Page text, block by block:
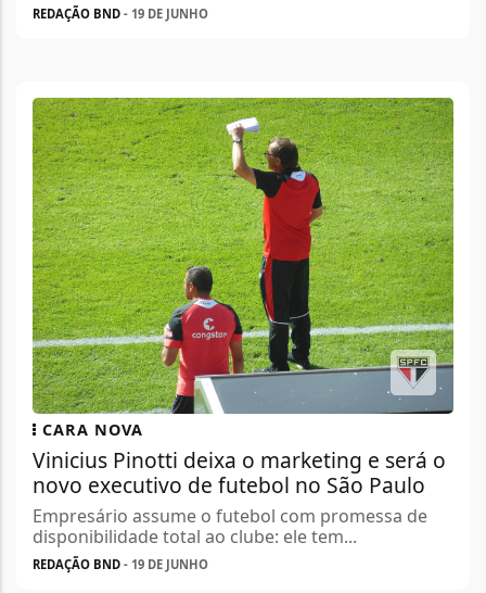
REDAÇÃO BND - 19 DE JUNHO
CARA NOVA
Vinicius Pinotti deixa o marketing e será o
novo executivo de futebol no São Paulo
Empresário assume o futebol com promessa de
disponibilidade total ao clube: ele tem...
REDAÇÃO BND - 19 DE JUNHO